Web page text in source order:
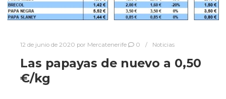
12 de junio de 2020 por Mercatenerife 0 Noticias
Las papayas de nuevo a 0,50
€/kg